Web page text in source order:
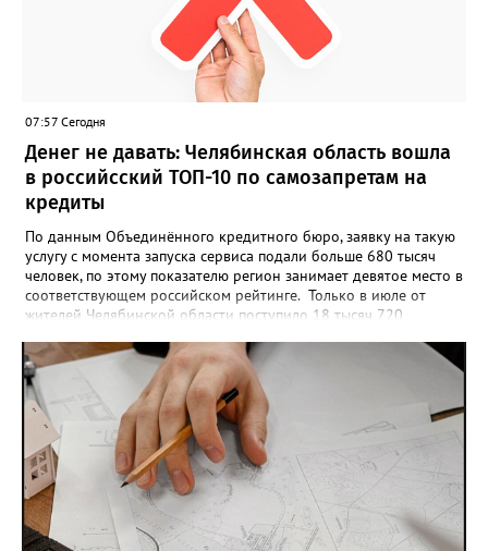
07:57 Сегодня
Денег не давать: Челябинская область вошла
в российсский ТОП-10 по самозапретам на
кредиты
По данным Объединённого кредитного бюро, заявку на такую
услугу с момента запуска сервиса подали больше 680 тысяч
человек, по этому показателю регион занимает девятое место в
соответствующем российском рейтинге. Только в июле от
жителей Челябинской области поступило 18 тысяч 720
снятие. В целом не давать им взаймы сегодня просят 543 с
лишним тысячи человек. Почти 89 тысяч за это время решили
запрет отозвать. При этом, утверждают аналитики бюро,
примерно каждый пятый из тех, кто установил самозапрет,
никогда кредиты не брал, столько же погасили долги недавно,
а больше половины имеют долговые обязательства сейчас.